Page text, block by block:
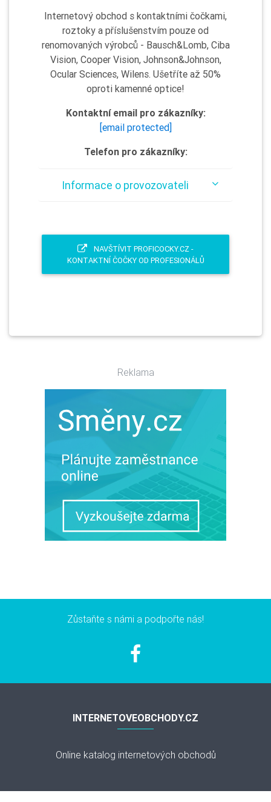
Internetový obchod s kontaktními čočkami,
roztoky a příslušenstvím pouze od
renomovaných výrobců - Bausch&Lomb, Ciba
Vision, Cooper Vision, Johnson&Johnson,
Ocular Sciences, Wilens. Ušetříte až 50%
oproti kamenné optice!
Kontaktní email pro zákazníky:
[email protected]
Telefon pro zákazníky:
Informace o provozovateli
NAVŠTÍVIT PROFICOCKY.CZ -
KONTAKTNÍ ČOČKY OD PROFESIONÁLŮ
Reklama
Zůstaňte s námi a podpořte nás!
INTERNETOVEOBCHODY.CZ
Online katalog internetových obchodů